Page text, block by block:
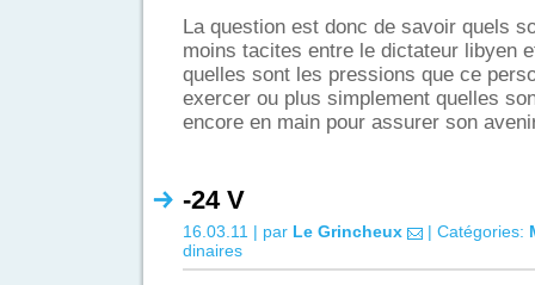
La question est donc de savoir quels
moins tacites entre le dictateur libyen
quelles sont les pressions que ce
exercer ou plus simplement quelles
encore en main pour assurer son
-24 V
16.03.11 | par Le Grincheux | Catégories:
dinaires